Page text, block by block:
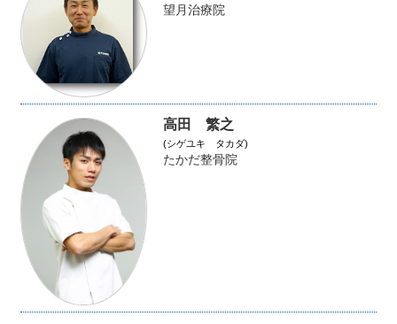
望月治療院
高田 繁之
(シゲユキ タカダ)
たかだ整骨院